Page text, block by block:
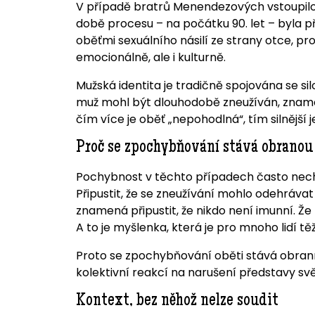
V případě bratrů Menendezových
době procesu – na počátku 90. let – byla
oběťmi sexuálního násilí ze strany otce,
emocionálně, ale i kulturně.
Mužská identita je tradičně spojována se
muž mohl být dlouhodobě zneužíván,
čím více je oběť „nepohodlná“, tím
Proč se zpochybňování stává
Pochybnost v těchto případech často
Připustit, že se zneužívání mohlo
znamená připustit, že nikdo není imunní.
A to je myšlenka, která je pro mnoho lidí
Proto se zpochybňování oběti stává
kolektivní reakcí na narušení představy
Kontext, bez něhož nelze soudit